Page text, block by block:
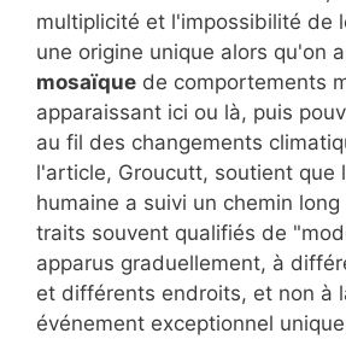
multiplicité et l'impossibilité de
une origine unique alors qu'on
mosaïque de comportements
apparaissant ici ou là, puis
au fil des changements
l'article, Groucutt, soutient que
humaine a suivi un chemin
traits souvent qualifiés de
apparus graduellement, à
et différents endroits, et non à
événement exceptionnel